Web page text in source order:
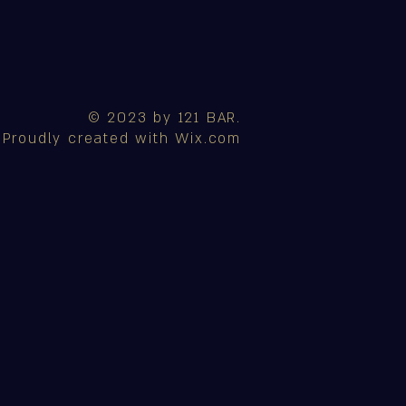
© 2023 by 121 BAR.
Proudly created withWix.com